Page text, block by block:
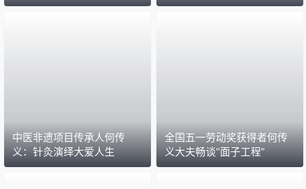
中医非遗项目传承人何传
义：针灸演绎大爱人生
全国五一劳动奖获得者何传
义大夫畅谈“面子工程”